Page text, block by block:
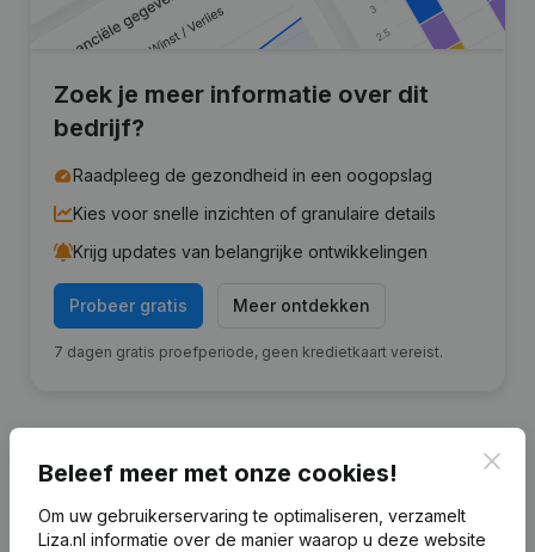
Zoek je meer informatie over dit
bedrijf?
Raadpleeg de gezondheid in een oogopslag
Kies voor snelle inzichten of granulaire details
Krijg updates van belangrijke ontwikkelingen
Probeer gratis Meer ontdekken
7 dagen gratis proefperiode, geen kredietkaart vereist.
Financiële gegevens van Huijink Holding
Beleef meer met onze cookies!
Om uw gebruikerservaring te optimaliseren, verzamelt
Liza.nl informatie over de manier waarop u deze website